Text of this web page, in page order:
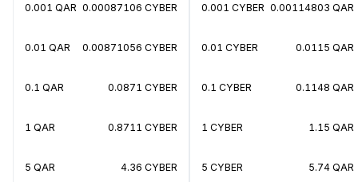
0.001 QAR 0.00087106 CYBER
0.01 QAR 0.00871056 CYBER
0.1 QAR 0.0871 CYBER
1 QAR 0.8711 CYBER
5 QAR 4.36 CYBER
0.001 CYBER 0.00114803 QAR
0.01 CYBER 0.0115 QAR
0.1 CYBER 0.1148 QAR
1 CYBER 1.15 QAR
5 CYBER 5.74 QAR